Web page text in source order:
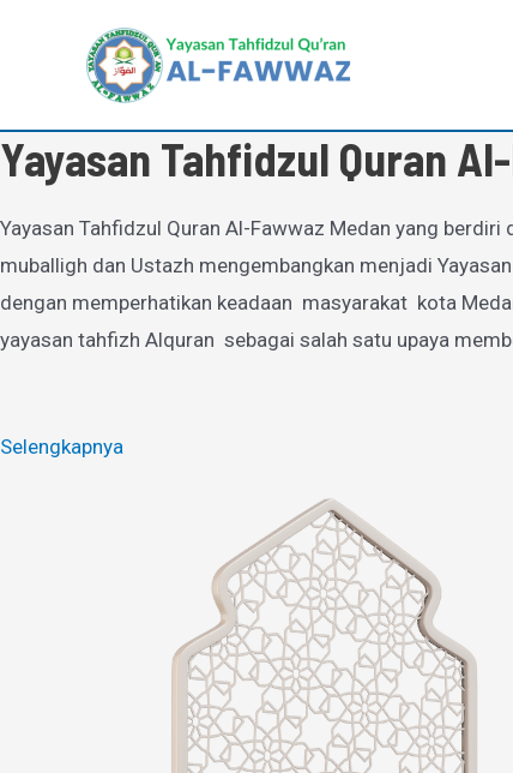
Yayasan Tahfidzul Quran
Yayasan Tahfidzul Quran Al-Fawwaz Medan yang
muballigh dan Ustazh mengembangkan menjadi
dengan memperhatikan keadaan masyarakat kota
yayasan tahfizh Alquran sebagai salah satu upaya
Selengkapnya